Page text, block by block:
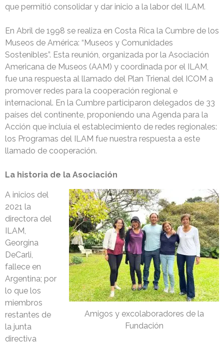
que permitió consolidar y dar inicio a la labor del ILAM.
En Abril de 1998 se realiza en Costa Rica la Cumbre de los
Museos de América: “Museos y Comunidades
Sostenibles”. Esta reunión, organizada por la Asociación
Americana de Museos (AAM) y coordinada por el ILAM,
fue una respuesta al llamado del Plan Trienal del ICOM a
promover redes para la cooperación regional e
internacional. En la Cumbre participaron delegados de 33
países del continente, proponiendo una Agenda para la
Acción que incluía el establecimiento de redes regionales:
los Programas del ILAM fue nuestra respuesta a este
llamado de cooperación.
La historia de la Asociación
Amigos y excolaboradores de la
Fundación
A inicios del
2021 la
directora del
ILAM,
Georgina
DeCarli,
fallece en
Argentina; por
lo que los
miembros
restantes de
la junta
directiva